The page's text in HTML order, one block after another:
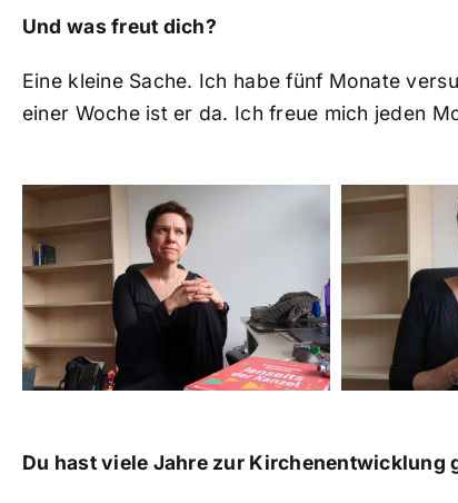
Und was freut dich?
Eine kleine Sache. Ich habe fünf Monate
einer Woche ist er da. Ich freue mich jeden
Du hast viele Jahre zur Kirchenentwicklung